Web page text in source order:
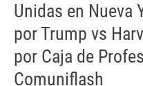
Unidas en Nueva
por Trump vs
por Caja de
Comuniflash